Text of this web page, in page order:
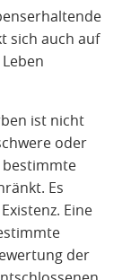
sich auch auf
ist nicht
oder
Es
Eine
der